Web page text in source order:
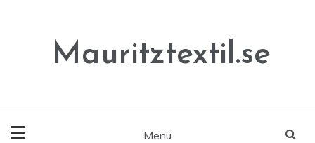
Mauritztextil.se
Menu